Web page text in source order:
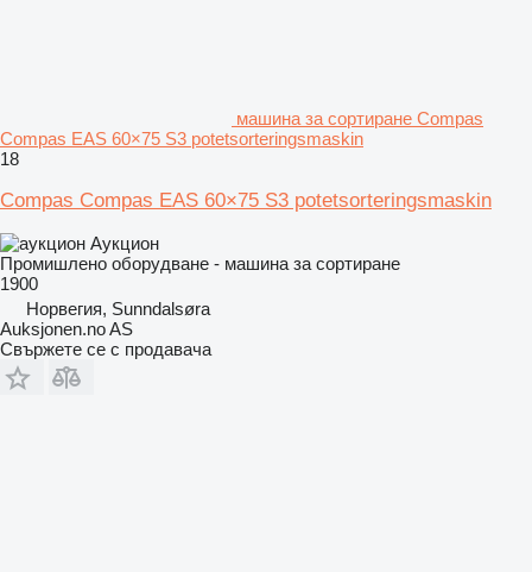
машина за сортиране Compas
Compas EAS 60×75 S3 potetsorteringsmaskin
18
Compas Compas EAS 60×75 S3 potetsorteringsmaskin
Аукцион
Промишлено оборудване - машина за сортиране
1900
Норвегия, Sunndalsøra
Auksjonen.no AS
Свържете се с продавача